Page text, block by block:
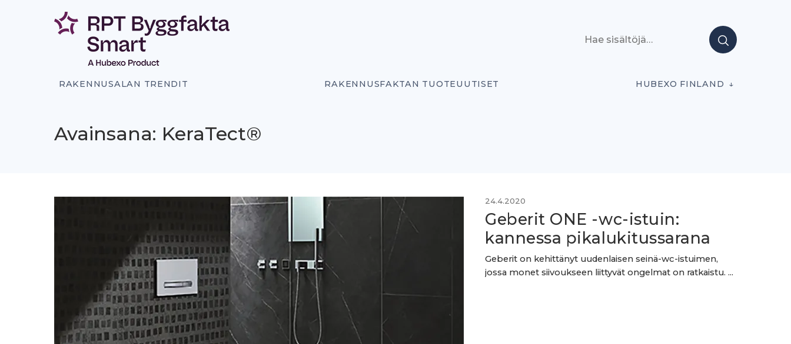
RAKENNUSALAN TRENDIT RAKENNUSFAKTAN TUOTEUUTISET HUBEXO FINLAND
Avainsana: KeraTect®
24.4.2020
Geberit ONE -wc-istuin:
kannessa pikalukitussarana
Geberit on kehittänyt uudenlaisen seinä-wc-istuimen,
jossa monet siivoukseen liittyvät ongelmat on ratkaistu. ...